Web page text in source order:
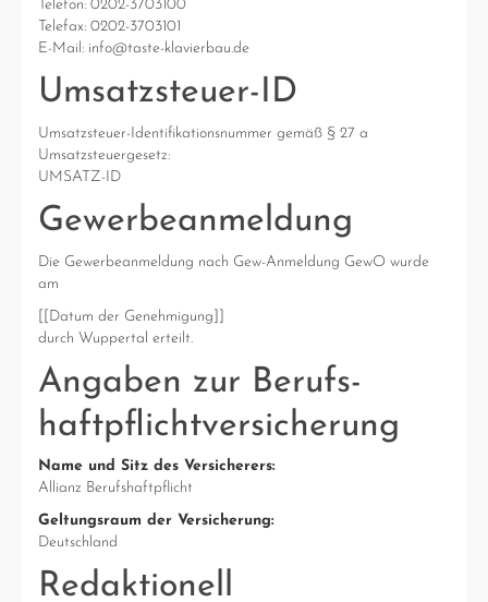
Telefon: 0202-3703100
Telefax: 0202-3703101
E-Mail: info@taste-klavierbau.de
Umsatzsteuer-ID
Umsatzsteuer-Identifikationsnummer gemäß § 27 a
Umsatzsteuergesetz:
UMSATZ-ID
Gewerbeanmeldung
Die Gewerbeanmeldung nach Gew-Anmeldung GewO wurde
am
[[Datum der Genehmigung]]
durch Wuppertal erteilt.
Angaben zur Berufs­
haftpflicht­versicherung
Name und Sitz des Versicherers:
Allianz Berufshaftpflicht
Geltungsraum der Versicherung:
Deutschland
Redaktionell